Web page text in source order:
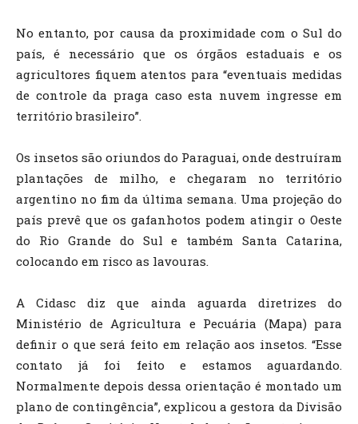
No entanto, por causa da proximidade com o Sul do
país, é necessário que os órgãos estaduais e os
agricultores fiquem atentos para “eventuais medidas
de controle da praga caso esta nuvem ingresse em
território brasileiro”.
Os insetos são oriundos do Paraguai, onde destruíram
plantações de milho, e chegaram no território
argentino no fim da última semana. Uma projeção do
país prevê que os gafanhotos podem atingir o Oeste
do Rio Grande do Sul e também Santa Catarina,
colocando em risco as lavouras.
A Cidasc diz que ainda aguarda diretrizes do
Ministério de Agricultura e Pecuária (Mapa) para
definir o que será feito em relação aos insetos. “Esse
contato já foi feito e estamos aguardando.
Normalmente depois dessa orientação é montado um
plano de contingência”, explicou a gestora da Divisão